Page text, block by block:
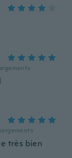
très bien